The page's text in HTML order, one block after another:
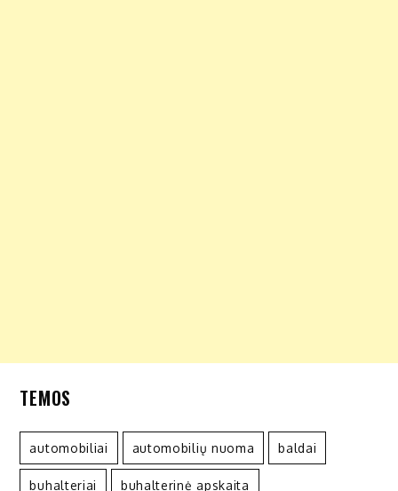
TEMOS
automobiliai automobilių nuoma baldai
buhalteriai buhalterinė apskaita